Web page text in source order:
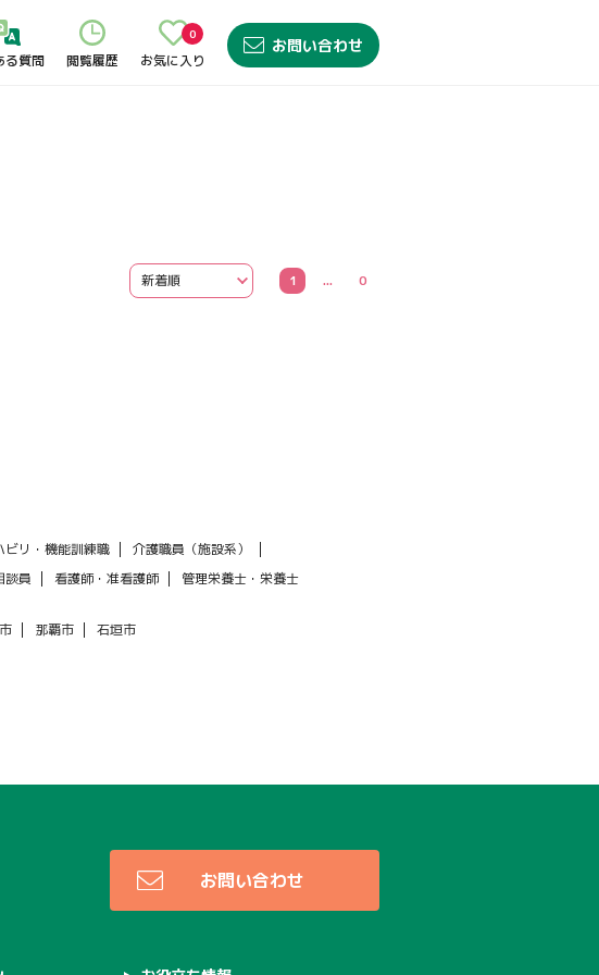
る質問 閲覧履歴 お気に入り
0
お問い合わせ
1 ... 0
ビリ・機能訓練職
介護職員（施設系）
談員 看護師・准看護師 管理栄養士・栄養士
那覇市 石垣市
お問い合わせ